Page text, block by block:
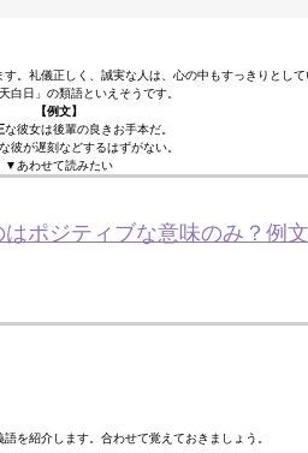
。礼儀正しく、誠実な人は、心の中もすっきりとし
白日」の類語といえそうです。
【例文】
な彼女は後輩の良きお手本だ。
な彼が遅刻などするはずがない。
▼あわせて読みたい
ポジティブな意味のみ？例
を紹介します。合わせて覚えておきましょう。